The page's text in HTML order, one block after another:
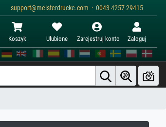
support@meisterdrucke.com · 0043 4257 29415
Koszyk Ulubione Zarejestruj konto Zaloguj